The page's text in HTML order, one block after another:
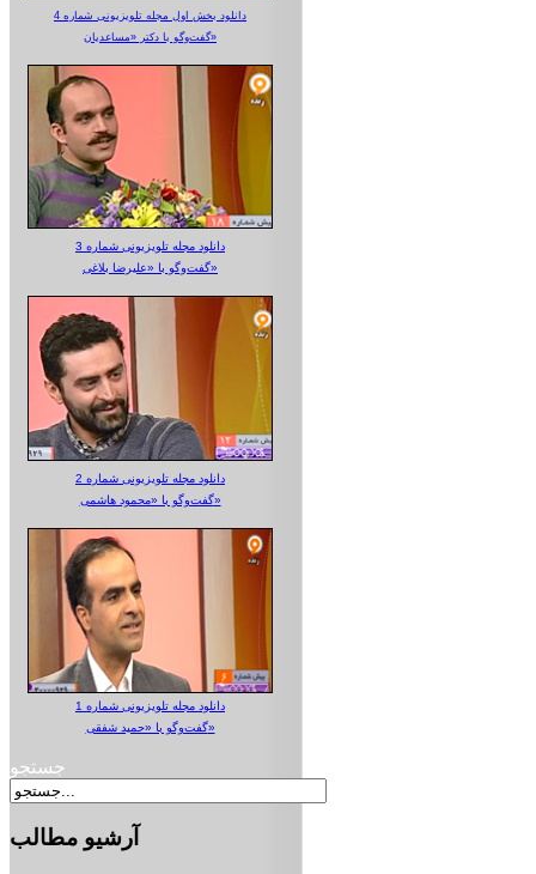
دانلود بخش اول مجله تلویزیونی شماره 4
گفت‌وگو با دکتر «مساعدیان»
دانلود مجله تلویزیونی شماره 3
گفت‌وگو با «علیرضا بلاغی»
دانلود مجله تلویزیونی شماره 2
گفت‌وگو با «محمود هاشمی»
دانلود مجله تلویزیونی شماره 1
گفت‌وگو با «حمید شفقی»
جستجو
آرشیو مطالب